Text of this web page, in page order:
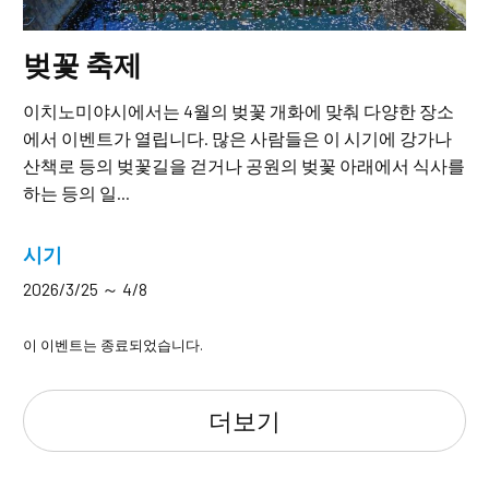
벚꽃 축제
이치노미야시에서는 4월의 벚꽃 개화에 맞춰 다양한 장소
에서 이벤트가 열립니다. 많은 사람들은 이 시기에 강가나
산책로 등의 벚꽃길을 걷거나 공원의 벚꽃 아래에서 식사를
하는 등의 일...
시기
2026/3/25 ～ 4/8
이 이벤트는 종료되었습니다.
더보기